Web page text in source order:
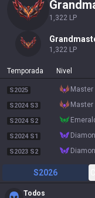
1,322 LP
1,322 LP
Temporada Nivel
S2025 master
S2024 S3 master
S2024 S2
S2024 S1
S2023 S2
S2026
Todos